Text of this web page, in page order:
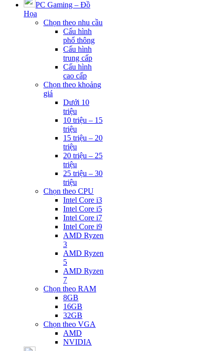
PC Gaming – Đồ
Họa
Chọn theo nhu cầu
Cấu hình
phổ thông
Cấu hình
trung cấp
Cấu hình
cao cấp
Chọn theo khoảng
giá
Dưới 10
triệu
10 triệu – 15
triệu
15 triệu – 20
triệu
20 triệu – 25
triệu
25 triệu – 30
triệu
Chọn theo CPU
Intel Core i3
Intel Core i5
Intel Core i7
Intel Core i9
AMD Ryzen
3
AMD Ryzen
5
AMD Ryzen
7
Chọn theo RAM
8GB
16GB
32GB
Chọn theo VGA
AMD
NVIDIA